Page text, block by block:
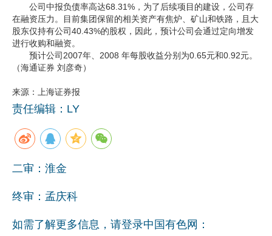
公司中报负债率高达68.31%，为了后续项目的建设，公司存
在融资压力。目前集团保留的相关资产有焦炉、矿山和铁路，且大
股东仅持有公司40.43%的股权，因此，预计公司会通过定向增发
进行收购和融资。
预计公司2007年、2008 年每股收益分别为0.65元和0.92元。
（海通证券 刘彦奇）
来源：上海证券报
责任编辑：LY
二审：淮金
终审：孟庆科
如需了解更多信息，请登录中国有色网：